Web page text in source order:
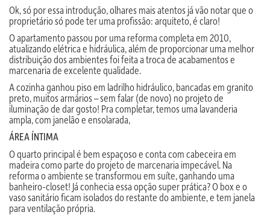
Ok, só por essa introdução, olhares mais atentos já vão notar que o
proprietário só pode ter uma profissão: arquiteto, é claro!
O apartamento passou por uma reforma completa em 2010,
atualizando elétrica e hidráulica, além de proporcionar uma melhor
distribuição dos ambientes foi feita a troca de acabamentos e
marcenaria de excelente qualidade.
A cozinha ganhou piso em ladrilho hidráulico, bancadas em granito
preto, muitos armários – sem falar (de novo) no projeto de
iluminação de dar gosto! Pra completar, temos uma lavanderia
ampla, com janelão e ensolarada,
ÁREA ÍNTIMA
O quarto principal é bem espaçoso e conta com cabeceira em
madeira como parte do projeto de marcenaria impecável. Na
reforma o ambiente se transformou em suíte, ganhando uma
banheiro-closet! Já conhecia essa opção super prática? O box e o
vaso sanitário ficam isolados do restante do ambiente, e tem janela
para ventilação própria.